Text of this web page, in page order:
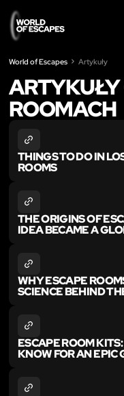
World of Escapes Artykuły
ARTYKUŁY
ROOMACH
THINGS TO DO IN
ROOMS
THE ORIGINS OF
IDEA BECAME A
WHY ESCAPE
SCIENCE BEHIND
ESCAPE ROOM
KNOW FOR AN EPIC